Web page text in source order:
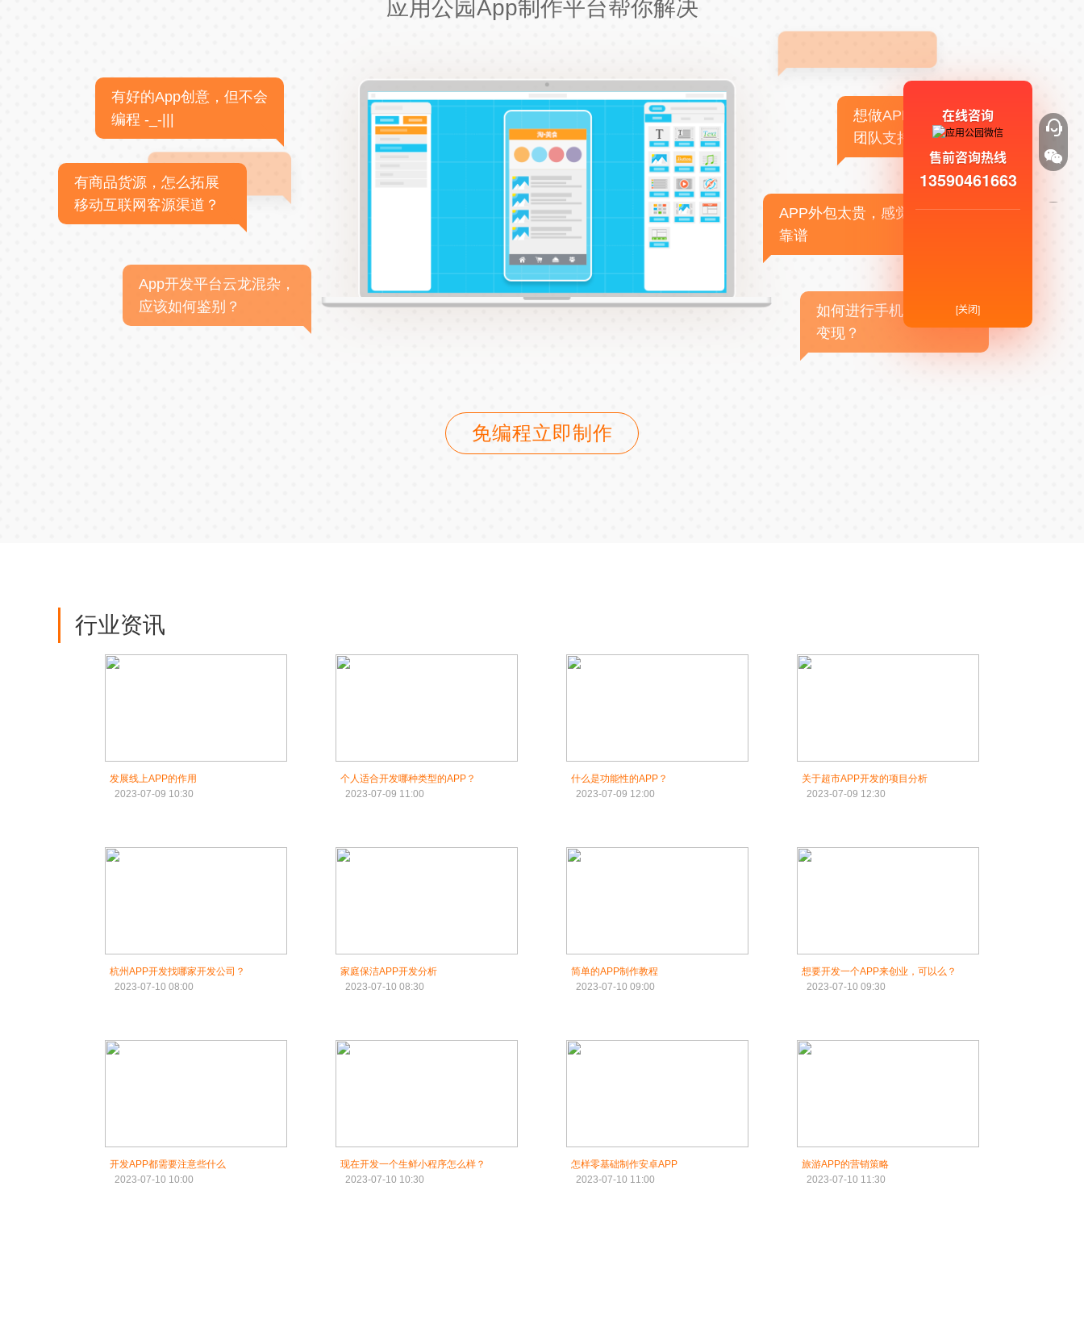
应用公园App制作平台帮你解决
有好的App创意，但不会
编程 -_-|||
有商品货源，怎么拓展
移动互联网客源渠道？
App开发平台云龙混杂，
应该如何鉴别？
想做APP，但没有技术
团队支持
APP外包太贵，感觉不
靠谱
如何进行手机APP商业
变现？
免编程立即制作
行业资讯
发展线上APP的作用
2023-07-09 10:30
个人适合开发哪种类型的APP？
2023-07-09 11:00
什么是功能性的APP？
2023-07-09 12:00
关于超市APP开发的项目分析
2023-07-09 12:30
杭州APP开发找哪家开发公司？​
2023-07-10 08:00
家庭保洁APP开发分析
2023-07-10 08:30
简单的APP制作教程
2023-07-10 09:00
想要开发一个APP来创业，可以么？
2023-07-10 09:30
开发APP都需要注意些什么
2023-07-10 10:00
现在开发一个生鲜小程序怎么样？
2023-07-10 10:30
怎样零基础制作安卓APP
2023-07-10 11:00
旅游APP的营销策略
2023-07-10 11:30
在线咨询
售前咨询热线
13590461663
[关闭]